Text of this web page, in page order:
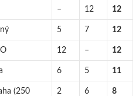
– 12 12
5 7 12
12 – 12
6 5 11
(250
2 6 8